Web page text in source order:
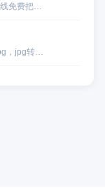
线免费把…
，jpg转…